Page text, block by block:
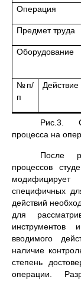
Операция
Предмет труда
Оборудование
№п/
п
Действие
Рис.3.
процесса на
После
процессов
специфичных
действий
для
инструментов
вводимого
наличие
степень
операции.